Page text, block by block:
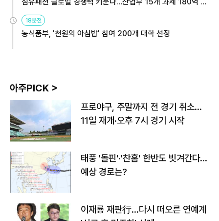
18분전
농식품부, '천원의 아침밥' 참여 200개 대학 선정
아주PICK >
프로야구, 주말까지 전 경기 취소…
11일 재개·오후 7시 경기 시작
태풍 '돌핀'·'찬홈' 한반도 빗겨간다…
예상 경로는?
이재룡 재판行…다시 떠오른 연예계